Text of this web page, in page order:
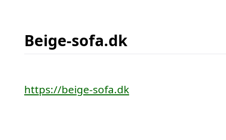
Beige-sofa.dk
https://beige-sofa.dk